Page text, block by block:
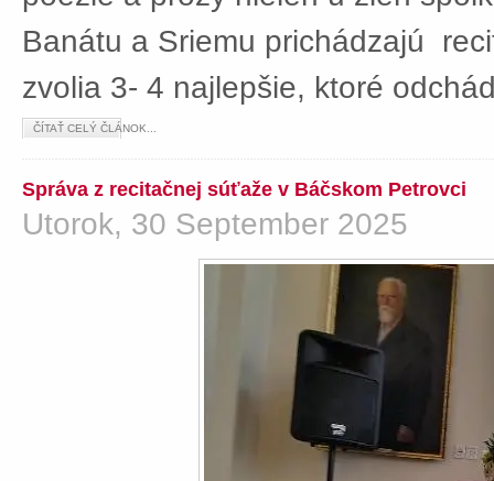
Banátu a Sriemu prichádzajú
zvolia 3- 4 najlepšie, ktoré
ČÍTAŤ CELÝ ČLÁNOK...
Správa z recitačnej súťaže v Báčskom Petrovci
Utorok, 30 September 2025